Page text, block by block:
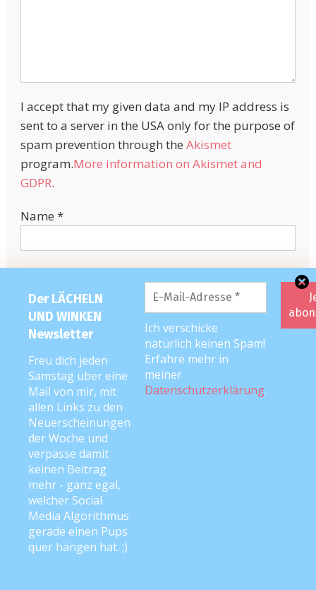
Der LÄCHELN
UND WINKEN
Newsletter
Freu dich jeden
Samstag über eine
Mail von mir, mit
allen Links zu den
Neuerscheinungen
der Woche und
verpasse damit
keinen Beitrag
mehr - ganz egal,
welcher Social
Media Algorithmus
gerade einen Pups
quer hängen hat. ;)
Ich verschicke
natürlich keinen Spam!
Erfahre mehr in
meiner
Datenschutzerklärung.
I accept that my given data and my IP address is
sent to a server in the USA only for the purpose of
spam prevention through the Akismet
program.More information on Akismet and
GDPR.
Name *
Adresse*
Website
Mit der
Nutzung
dieses
Formulars
erklärst du
dich mit der
Datenschutzbelehrung
und